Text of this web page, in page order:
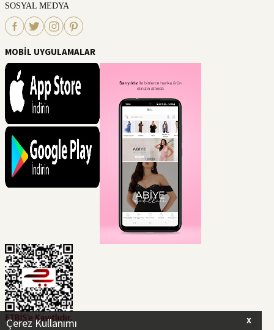
X
Çerez Kullanımı
SOSYAL MEDYA
MOBİL UYGULAMALAR